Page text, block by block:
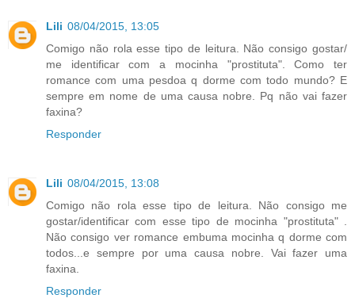
Lili 08/04/2015, 13:05
Comigo não rola esse tipo de leitura. Não consigo gostar/
me identificar com a mocinha "prostituta". Como ter
romance com uma pesdoa q dorme com todo mundo? E
sempre em nome de uma causa nobre. Pq não vai fazer
faxina?
Responder
Lili 08/04/2015, 13:08
Comigo não rola esse tipo de leitura. Não consigo me
gostar/identificar com esse tipo de mocinha "prostituta" .
Não consigo ver romance embuma mocinha q dorme com
todos...e sempre por uma causa nobre. Vai fazer uma
faxina.
Responder